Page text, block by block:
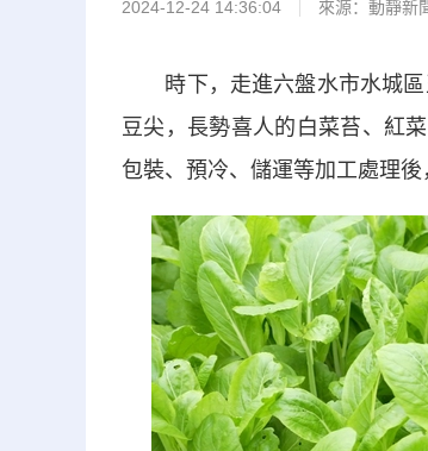
2024-12-24 14:36:04 來源： 動靜新
時下，走進六盤水市水城區
豆尖，長勢喜人的白菜苔、紅
包裝、預冷、儲運等加工處理